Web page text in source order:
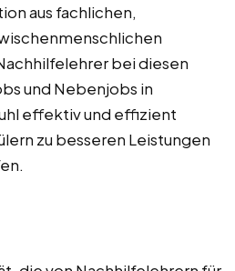
aus fachlichen,
bei diesen
und Nebenjobs in
effektiv und effizient
zu besseren Leistungen